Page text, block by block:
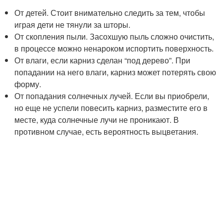
От детей. Стоит внимательно следить за тем, чтобы
играя дети не тянули за шторы.
От скопления пыли. Засохшую пыль сложно очистить,
в процессе можно ненароком испортить поверхность.
От влаги, если карниз сделан “под дерево”. При
попадании на него влаги, карниз может потерять свою
форму.
От попадания солнечных лучей. Если вы приобрели,
но еще не успели повесить карниз, разместите его в
месте, куда солнечные лучи не проникают. В
противном случае, есть вероятность выцветания.